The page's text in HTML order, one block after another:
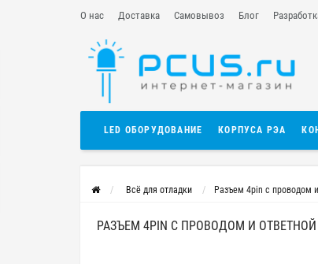
О нас Доставка Самовывоз Блог
LED ОБОРУДОВАНИЕ КОРПУСА РЭА
Всё для отладки Разъем 4pin с проводом
РАЗЪЕМ 4PIN С ПРОВОДОМ И